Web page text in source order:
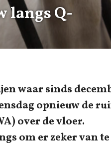
langs Q-
waar sinds
opnieuw de
over de vloer.
om er zeker van